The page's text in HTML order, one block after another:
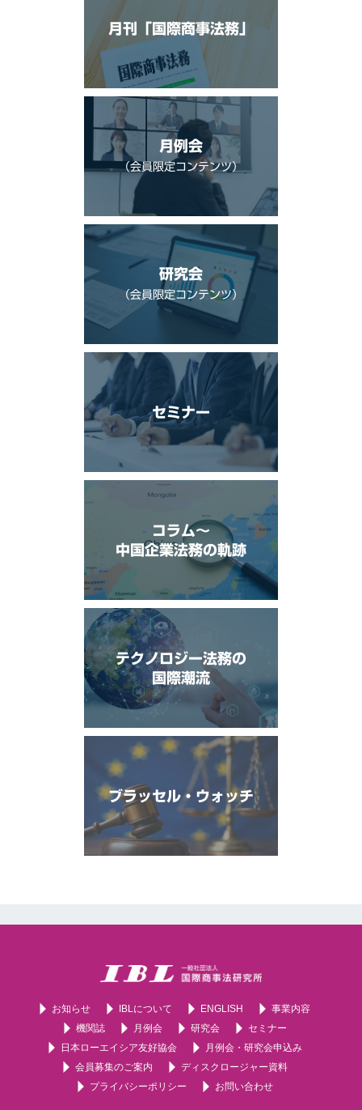
月刊「国際商事法務」
月例会
（会員限定コンテンツ）
研究会
（会員限定コンテンツ）
セミナー
コラム〜
中国企業法務の軌跡
テクノロジー法務の
国際潮流
ブラッセル・ウォッチ
お知らせ IBLについて ENGLISH
事業内容
機関誌
月例会 研究会
セミナー
日本ローエイシア友好協会
月例会・研究会申込み
会員募集のご案内
ディスクロージャー資料
プライバシーポリシー
お問い合わせ